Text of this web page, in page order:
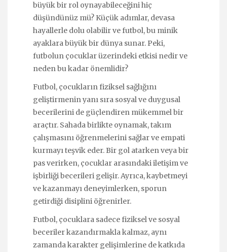
büyük bir rol oynayabileceğini hiç
düşündünüz mü? Küçük adımlar, devasa
hayallerle dolu olabilir ve futbol, bu minik
ayaklara büyük bir dünya sunar. Peki,
futbolun çocuklar üzerindeki etkisi nedir ve
neden bu kadar önemlidir?
Futbol, çocukların fiziksel sağlığını
geliştirmenin yanı sıra sosyal ve duygusal
becerilerini de güçlendiren mükemmel bir
araçtır. Sahada birlikte oynamak, takım
çalışmasını öğrenmelerini sağlar ve empati
kurmayı teşvik eder. Bir gol atarken veya bir
pas verirken, çocuklar arasındaki iletişim ve
işbirliği becerileri gelişir. Ayrıca, kaybetmeyi
ve kazanmayı deneyimlerken, sporun
getirdiği disiplini öğrenirler.
Futbol, çocuklara sadece fiziksel ve sosyal
beceriler kazandırmakla kalmaz, aynı
zamanda karakter gelişimlerine de katkıda